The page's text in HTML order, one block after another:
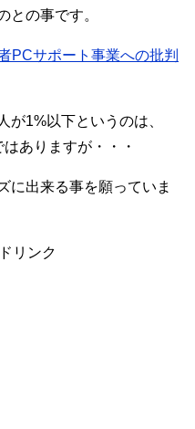
との事です。
PCサポート事業への批判
が1%以下というのは、
ありますが・・・
に出来る事を願っていま
リンク